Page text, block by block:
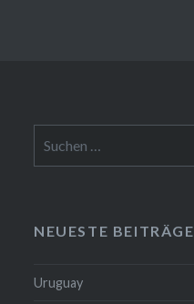
nach:
NEUESTE BEITRÄGE
Uruguay